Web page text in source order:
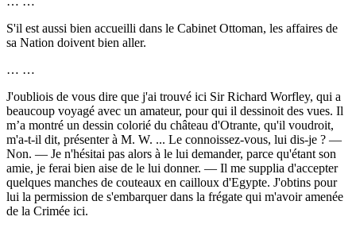
S'il est aussi bien accueilli dans le Cabinet Ottoman, les affaires de
sa Nation doivent bien aller.
… …
J'oubliois de vous dire que j'ai trouvé ici Sir Richard Worfley, qui a
beaucoup voyagé avec un amateur, pour qui il dessinoit des vues. Il
m’a montré un dessin colorié du château d'Otrante, qu'il voudroit,
m'a-t-il dit, présenter à M. W. ... Le connoissez-vous, lui dis-je ? —
Non. — Je n'hésitai pas alors à le lui demander, parce qu'étant son
amie, je ferai bien aise de le lui donner. — Il me supplia d'accepter
quelques manches de couteaux en cailloux d'Egypte. J'obtins pour
lui la permission de s'embarquer dans la frégate qui m'avoir amenée
de la Crimée ici.